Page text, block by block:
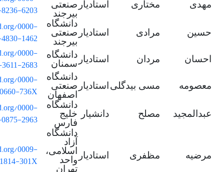
مهدی مختاری استادیار صنعتی
بیرجند
6203
حسین مرادی استادیار
دانشگاه
صنعتی
بیرجند
0000-
1462
احسان مردان استادیار دانشگاه
سمنان
0000-
2683
معصومه مسی بیدگلی استادیار
دانشگاه
صنعتی
اصفهان
0000-
736X
عبدالمجید مصلح دانشیار
دانشگاه
خلیج
فارس
0000-
2963
مرضیه مظفری استادیار
دانشگاه
آزاد
اسلامی،
واحد
تهران
0009-
301X